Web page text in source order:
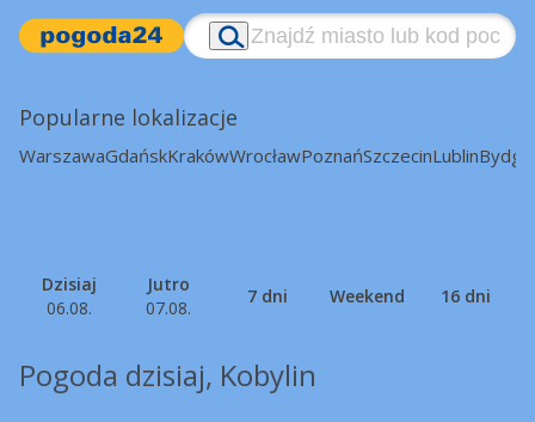
Popularne lokalizacje
WarszawaGdańskKrakówWrocławPoznańSzczecinLublin
Dzisiaj
06.08.
Jutro
07.08.
7 dni Weekend 16 dni
Pogoda dzisiaj, Kobylin